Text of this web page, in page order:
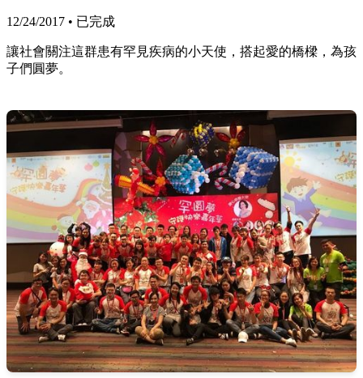
12/24/2017 • 已完成
讓社會關注這群患有罕見疾病的小天使，搭起愛的橋樑，為孩
子們圓夢。